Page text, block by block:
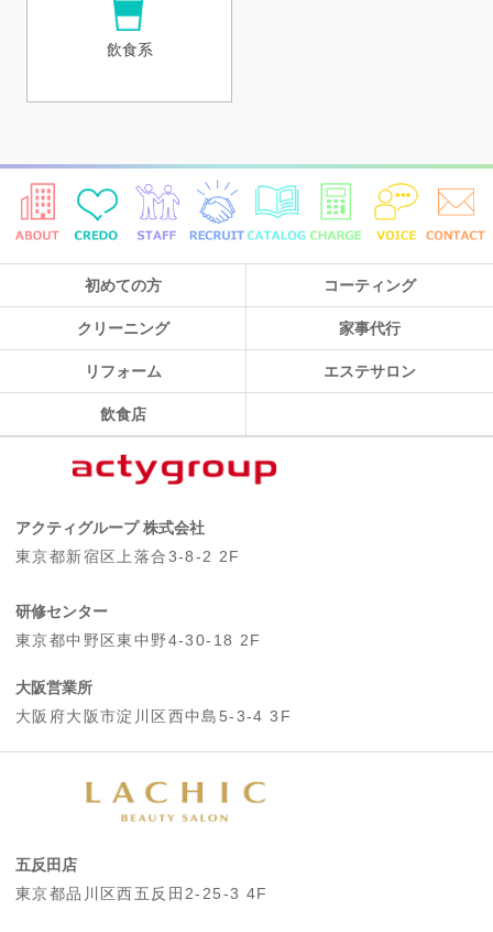
飲食系
初めての方 コーティング
クリーニング 家事代行
リフォーム エステサロン
飲食店
アクティグループ 株式会社
東京都新宿区上落合3-8-2 2F
研修センター
東京都中野区東中野4-30-18 2F
大阪営業所
大阪府大阪市淀川区西中島5-3-4 3F
五反田店
東京都品川区西五反田2-25-3 4F